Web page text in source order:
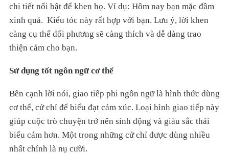
chi tiết nổi bật để khen họ. Ví dụ: Hôm nay bạn mặc đầm
xinh quá. Kiểu tóc này rất hợp với bạn. Lưu ý, lời khen
càng cụ thể đối phương sẽ càng thích và dễ dàng trao
thiện cảm cho bạn.
Sử dụng tốt ngôn ngữ cơ thể
Bên cạnh lời nói, giao tiếp phi ngôn ngữ là hình thức dùng
cơ thể, cử chỉ để biểu đạt cảm xúc. Loại hình giao tiếp này
giúp cuộc trò chuyện trở nên sinh động và giàu sắc thái
biểu cảm hơn. Một trong những cử chỉ được dùng nhiều
nhất chính là nụ cười.